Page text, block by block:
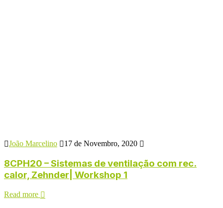
João Marcelino 17 de Novembro, 2020
8CPH20 – Sistemas de ventilação com rec.
calor, Zehnder| Workshop 1
Read more